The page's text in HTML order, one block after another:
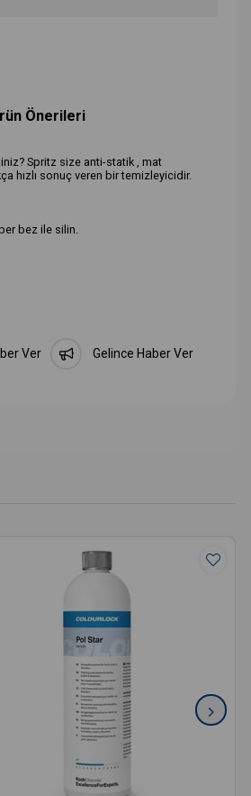
Önerileri
Spritz size anti-statik , mat
hızlı sonuç veren bir temizleyicidir.
bez ile silin.
Ver Gelince Haber Ver